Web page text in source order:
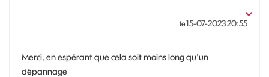
le‎15-07-202320:55
Merci, en espérant que cela soit moins long qu'un
dépannage